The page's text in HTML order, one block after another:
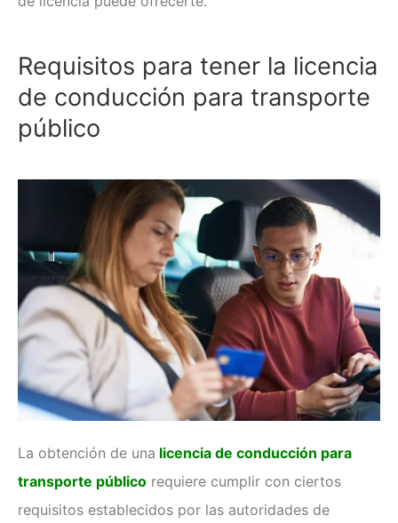
Vehículos
Instalaciones
¿Quiénes somos?
Requisitos para tener la licencia
de conducción para transporte
público
La obtención de una licencia de conducción para
transporte público requiere cumplir con ciertos
requisitos establecidos por las autoridades de